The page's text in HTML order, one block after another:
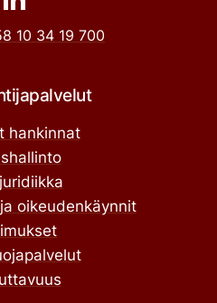
10 34 19 700
hankinnat
oikeudenkäynnit